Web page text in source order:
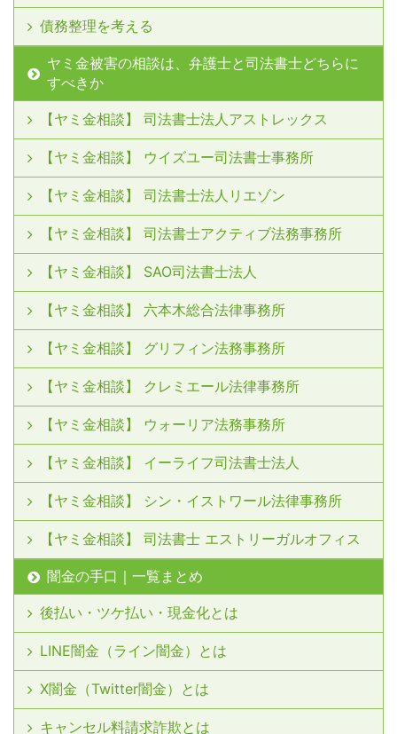
債務整理を考える
ヤミ金被害の相談は、弁護士と司法書士どちらに
すべきか
【ヤミ金相談】 司法書士法人アストレックス
【ヤミ金相談】 ウイズユー司法書士事務所
【ヤミ金相談】 司法書士法人リエゾン
【ヤミ金相談】 司法書士アクティブ法務事務所
【ヤミ金相談】 SAO司法書士法人
【ヤミ金相談】 六本木総合法律事務所
【ヤミ金相談】 グリフィン法務事務所
【ヤミ金相談】 クレミエール法律事務所
【ヤミ金相談】 ウォーリア法務事務所
【ヤミ金相談】 イーライフ司法書士法人
【ヤミ金相談】 シン・イストワール法律事務所
【ヤミ金相談】 司法書士 エストリーガルオフィス
闇金の手口｜一覧まとめ
後払い・ツケ払い・現金化とは
LINE闇金（ライン闇金）とは
X闇金（Twitter闇金）とは
キャンセル料請求詐欺とは